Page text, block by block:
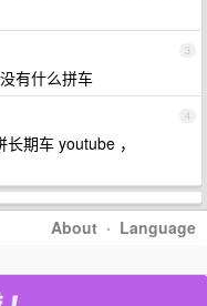
3
有什么拼车
4
期车 youtube ，
About · Language